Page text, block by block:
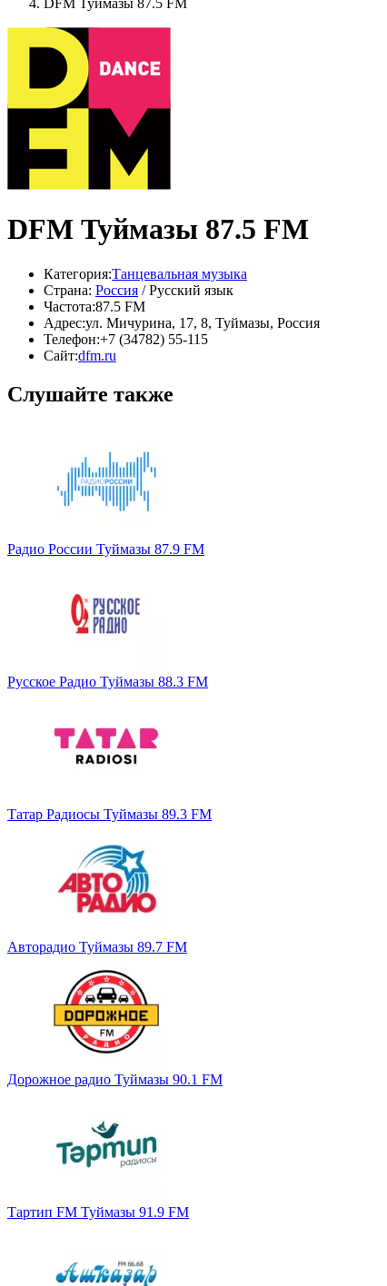
DFM Туймазы 87.5 FM
Категория:Танцевальная музыка
Страна: Россия / Русский язык
Частота:87.5 FM
Адрес:ул. Мичурина, 17, 8, Туймазы, Россия
Телефон:+7 (34782) 55-115
Сайт:dfm.ru
Слушайте также
Радио России Туймазы 87.9 FM
Русское Радио Туймазы 88.3 FM
Татар Радиосы Туймазы 89.3 FM
Авторадио Туймазы 89.7 FM
Дорожное радио Туймазы 90.1 FM
Тартип FM Туймазы 91.9 FM